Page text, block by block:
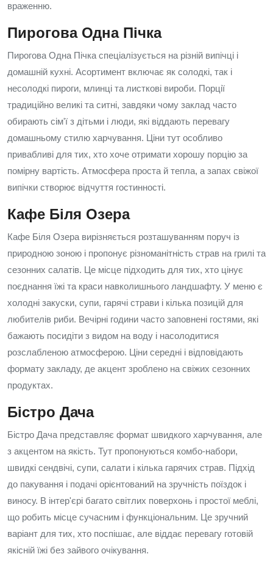
враженню.
Пирогова Одна Пічка
Пирогова Одна Пічка спеціалізується на різній випічці і
домашній кухні. Асортимент включає як солодкі, так і
несолодкі пироги, млинці та листкові вироби. Порції
традиційно великі та ситні, завдяки чому заклад часто
обирають сім'ї з дітьми і люди, які віддають перевагу
домашньому стилю харчування. Ціни тут особливо
привабливі для тих, хто хоче отримати хорошу порцію за
помірну вартість. Атмосфера проста й тепла, а запах свіжої
випічки створює відчуття гостинності.
Кафе Біля Озера
Кафе Біля Озера вирізняється розташуванням поруч із
природною зоною і пропонує різноманітність страв на грилі та
сезонних салатів. Це місце підходить для тих, хто цінує
поєднання їжі та краси навколишнього ландшафту. У меню є
холодні закуски, супи, гарячі страви і кілька позицій для
любителів риби. Вечірні години часто заповнені гостями, які
бажають посидіти з видом на воду і насолодитися
розслабленою атмосферою. Ціни середні і відповідають
формату закладу, де акцент зроблено на свіжих сезонних
продуктах.
Бістро Дача
Бістро Дача представляє формат швидкого харчування, але
з акцентом на якість. Тут пропонуються комбо-набори,
швидкі сендвічі, супи, салати і кілька гарячих страв. Підхід
до пакування і подачі орієнтований на зручність поїздок і
виносу. В інтер'єрі багато світлих поверхонь і простої меблі,
що робить місце сучасним і функціональним. Це зручний
варіант для тих, хто поспішає, але віддає перевагу готовій
якісній їжі без зайвого очікування.